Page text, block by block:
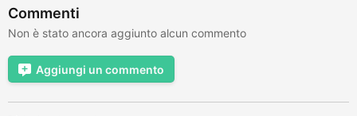
Commenti
Non è stato ancora aggiunto alcun commento
Aggiungi un commento